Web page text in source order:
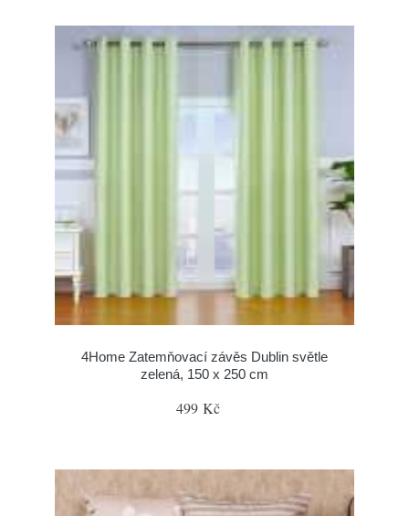
4Home Zatemňovací závěs Dublin světle
zelená, 150 x 250 cm
499 Kč